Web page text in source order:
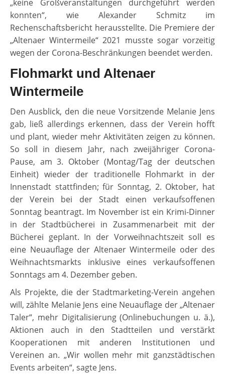
„keine Großveranstaltungen durchgeführt werden
konnten“, wie Alexander Schmitz im
Rechenschaftsbericht herausstellte. Die Premiere der
„Altenaer Wintermeile“ 2021 musste sogar vorzeitig
wegen der Corona-Beschränkungen beendet werden.
Flohmarkt und Altenaer
Wintermeile
Den Ausblick, den die neue Vorsitzende Melanie Jens
gab, ließ allerdings erkennen, dass der Verein hofft
und plant, wieder mehr Aktivitäten zeigen zu können.
So soll in diesem Jahr, nach zweijähriger Corona-
Pause, am 3. Oktober (Montag/Tag der deutschen
Einheit) wieder der traditionelle Flohmarkt in der
Innenstadt stattfinden; für Sonntag, 2. Oktober, hat
der Verein bei der Stadt einen verkaufsoffenen
Sonntag beantragt. Im November ist ein Krimi-Dinner
in der Stadtbücherei in Zusammenarbeit mit der
Bücherei geplant. In der Vorweihnachtszeit soll es
eine Neuauflage der Altenaer Wintermeile oder des
Weihnachtsmarkts inklusive eines verkaufsoffenen
Sonntags am 4. Dezember geben.
Als Projekte, die der Stadtmarketing-Verein angehen
will, zählte Melanie Jens eine Neuauflage der „Altenaer
Taler“, mehr Digitalisierung (Onlinebuchungen u. ä.),
Aktionen auch in den Stadtteilen und verstärkt
Kooperationen mit anderen Institutionen und
Vereinen an. „Wir wollen mehr mit ganzstädtischen
Events arbeiten“, sagte Jens.